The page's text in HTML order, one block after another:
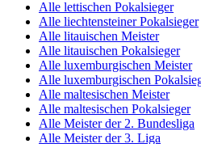
Alle lettischen Pokalsieger
Alle liechtensteiner Pokalsieger
Alle litauischen Meister
Alle litauischen Pokalsieger
Alle luxemburgischen Meister
Alle luxemburgischen
Alle maltesischen Meister
Alle maltesischen Pokalsieger
Alle Meister der 2. Bundesliga
Alle Meister der 3. Liga